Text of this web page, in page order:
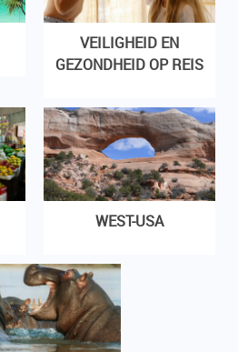
VEILIGHEID EN
GEZONDHEID OP REIS
WEST-USA